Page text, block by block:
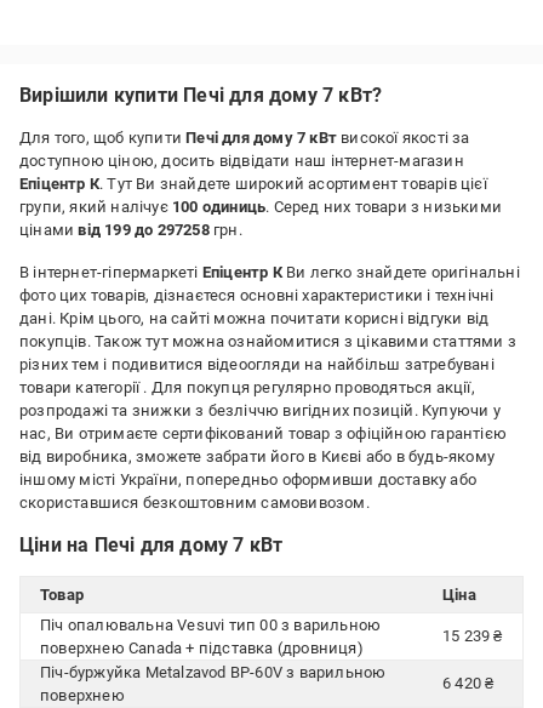
Вирішили купити Печі для дому 7 кВт?
Для того, щоб купитиПечі для дому 7 кВт високої якості за
доступною ціною, досить відвідати наш інтернет-магазин
Епіцентр К. Тут Ви знайдете широкий асортимент товарів цієї
групи, який налічує 100 одиниць. Серед них товари з низькими
цінамивід 199 до 297258грн.
В інтернет-гіпермаркеті Епіцентр КВи легко знайдете оригінальні
фото цих товарів, дізнаєтеся основні характеристики і технічні
дані. Крім цього, на сайті можна почитати корисні відгуки від
покупців. Також тут можна ознайомитися з цікавими статтями з
різних тем і подивитися відеоогляди на найбільш затребувані
товари категорії . Для покупця регулярно проводяться акції,
розпродажі та знижки з безліччю вигідних позицій. Купуючи у
нас, Ви отримаєте сертифікований товар з офіційною гарантією
від виробника, зможете забрати його в Києві або в будь-якому
іншому місті України, попередньо оформивши доставку або
скориставшися безкоштовним самовивозом.
Ціни на Печі для дому 7 кВт
Товар
Ціна
Піч опалювальна Vesuvi тип 00 з варильною
поверхнею Canada + підставка (дровниця)
15 239 ₴
Піч-буржуйка Metalzavod BP-60V з варильною
поверхнею
6 420 ₴